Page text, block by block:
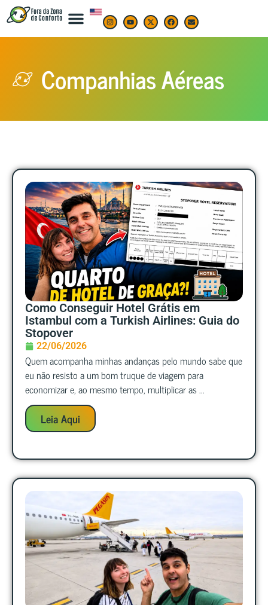
Companhias Aéreas
Como Conseguir Hotel Grátis em
Istambul com a Turkish Airlines: Guia do
Stopover
22/06/2026
Quem acompanha minhas andanças pelo mundo sabe que
eu não resisto a um bom truque de viagem para
economizar e, ao mesmo tempo, multiplicar as ...
Leia Aqui